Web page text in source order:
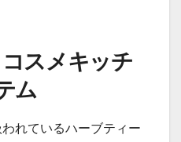
スメキッチ
ム
れているハーブティー